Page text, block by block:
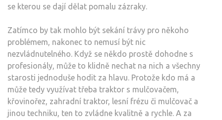
se kterou se dají dělat pomalu zázraky.
Zatímco by tak mohlo být sekání trávy pro někoho
problémem, nakonec to nemusí být nic
nezvládnutelného. Když se někdo prostě dohodne s
profesionály, může to klidně nechat na nich a všechny
starosti jednoduše hodit za hlavu. Protože kdo má a
může tedy využívat třeba traktor s mulčovačem,
křovinořez, zahradní traktor, lesní frézu či mulčovač a
jinou techniku, ten to zvládne kvalitně a rychle. A za